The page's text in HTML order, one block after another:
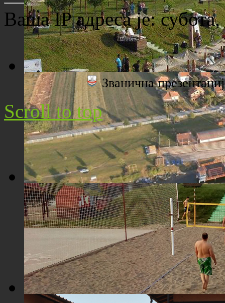
Плажа "Топољар" - Поглед са торња
Плажа "Топољар" - Поглед из ваздуха
Ваша IP адреса је:
Званична
Scroll to top